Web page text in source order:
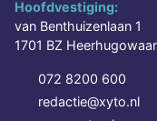
Hoofdvestiging:
van Benthuizenlaan 1
1701 BZ
072 8200 600
redactie@xyto.nl